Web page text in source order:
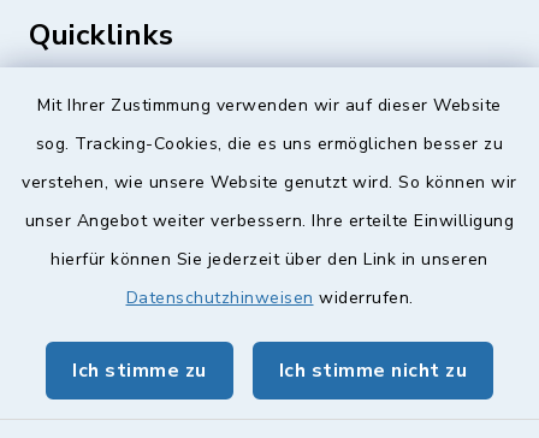
Mit Ihrer Zustimmung verwenden wir auf dieser Website
sog. Tracking-Cookies, die es uns ermöglichen besser zu
verstehen, wie unsere Website genutzt wird. So können wir
unser Angebot weiter verbessern. Ihre erteilte Einwilligung
hierfür können Sie jederzeit über den Link in unseren
Datenschutzhinweisen widerrufen.
Ich stimme zu Ich stimme nicht zu
Quicklinks
Landkreis Lichtenfels
Obermain Jura Veranstaltungskalender
geoPortal Lichtenfels
Kontakt